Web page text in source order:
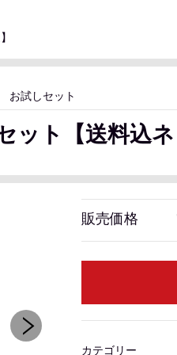
お試しセット
ット【送料込ネ
販売価格
カテゴリー